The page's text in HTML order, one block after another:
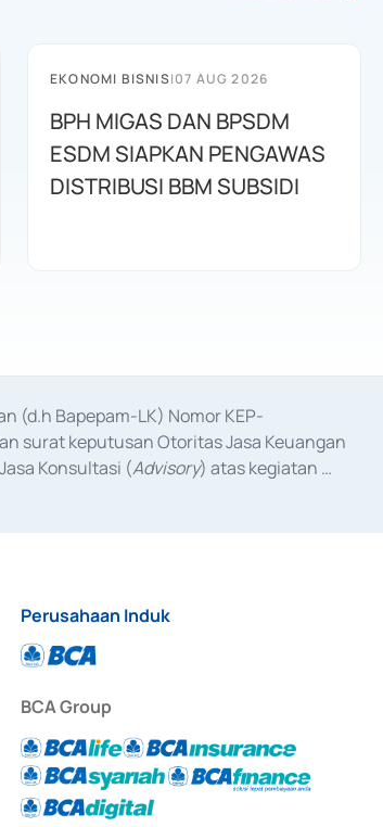
EKONOMI BISNIS|07 AUG 2026
BPH MIGAS DAN BPSDM
ESDM SIAPKAN PENGAWAS
DISTRIBUSI BBM SUBSIDI
(d.h Bapepam-LK) Nomor KEP-
surat keputusan Otoritas Jasa Keuangan
Konsultasi (Advisory) atas kegiatan
Perusahaan Induk
BCA Group